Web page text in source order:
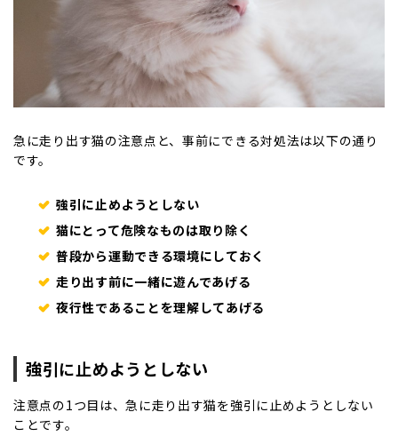
急に走り出す猫の注意点と、事前にできる対処法は以下の通り
です。
強引に止めようとしない
猫にとって危険なものは取り除く
普段から運動できる環境にしておく
走り出す前に一緒に遊んであげる
夜行性であることを理解してあげる
強引に止めようとしない
注意点の1つ目は、急に走り出す猫を強引に止めようとしない
ことです。